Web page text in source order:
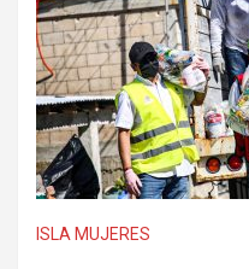
ISLA MUJERES